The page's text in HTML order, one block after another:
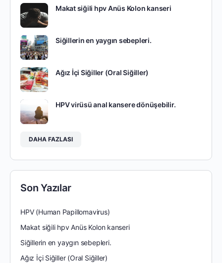
Makat siğili hpv Anüs Kolon kanseri
Siğillerin en yaygın sebepleri.
Ağız İçi Siğiller (Oral Siğiller)
HPV virüsü anal kansere dönüşebilir.
DAHA FAZLASI
Son Yazılar
HPV (Human Papillomavirus)
Makat siğili hpv Anüs Kolon kanseri
Siğillerin en yaygın sebepleri.
Ağız İçi Siğiller (Oral Siğiller)